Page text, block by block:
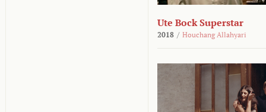
Ute Bock Superstar
2018 / Houchang Allahyari